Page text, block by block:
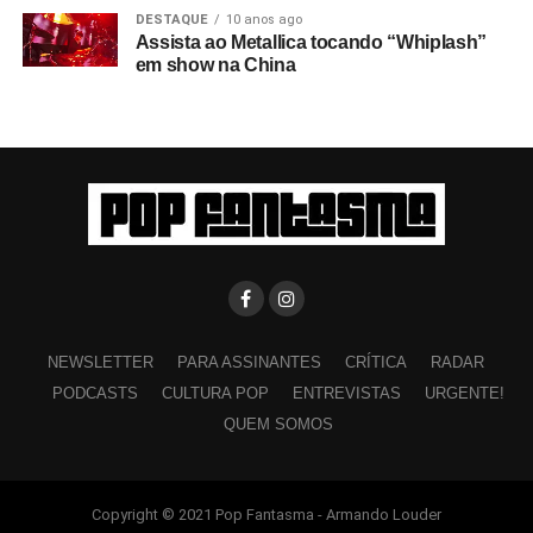
DESTAQUE 10 anos ago
Assista ao Metallica tocando “Whiplash”
em show na China
NEWSLETTER PARA ASSINANTES CRÍTICA
RADAR
PODCASTS
CULTURA POP ENTREVISTAS
URGENTE!
QUEM SOMOS
Copyright © 2021 Pop Fantasma - Armando Louder